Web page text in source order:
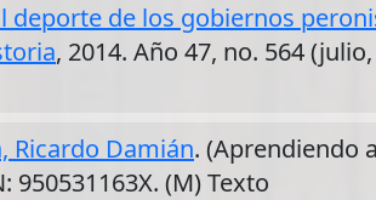
deporte de los gobiernos
, 2014. Año 47, no. 564
Ricardo Damián. (Aprendiendo
950531163X. (M) Texto